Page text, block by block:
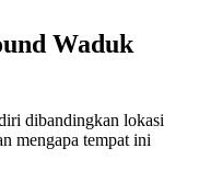
Waduk
dibandingkan lokasi
mengapa tempat ini